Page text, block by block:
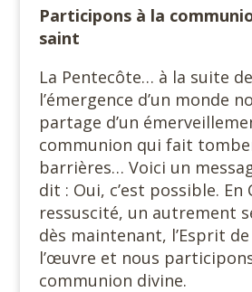
Participons à la
saint
La Pentecôte… à la suite de
l’émergence d’un monde
partage d’un
communion qui fait
barrières… Voici un
dit : Oui, c’est possible. En
ressuscité, un autrement
dès maintenant, l’Esprit
l’œuvre et nous
communion divine.